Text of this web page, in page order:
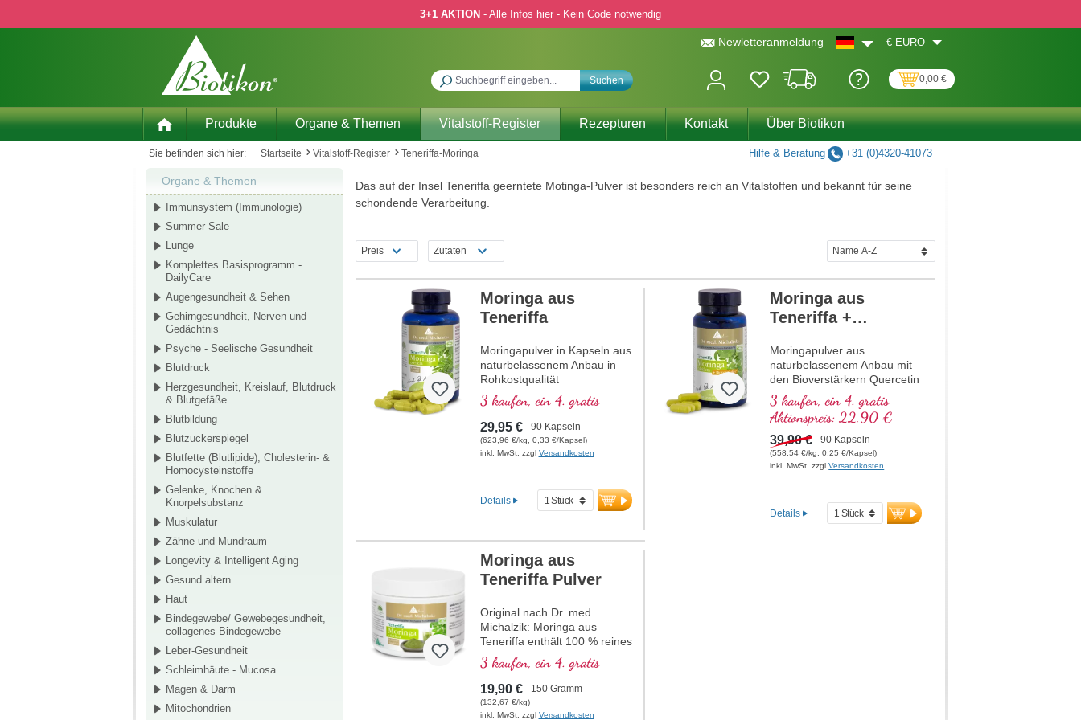
3+1 AKTION - Alle Infos hier - Kein Code notwendig
Newletteranmeldung € EURO
Suchen 0,00 €
Produkte Organe & Themen Vitalstoff-Register Rezepturen Kontakt Über Biotikon
Sie befinden sich hier: Startseite Vitalstoff-Register Teneriffa-Moringa Hilfe & Beratung +31 (0)4320-41073
Organe & Themen
Immunsystem (Immunologie)
Summer Sale
Lunge
Komplettes Basisprogramm -
DailyCare
Augengesundheit & Sehen
Gehirngesundheit, Nerven und
Gedächtnis
Psyche - Seelische Gesundheit
Blutdruck
Herzgesundheit, Kreislauf, Blutdruck
& Blutgefäße
Blutbildung
Blutzuckerspiegel
Blutfette (Blutlipide), Cholesterin- &
Homocysteinstoffe
Gelenke, Knochen &
Knorpelsubstanz
Muskulatur
Zähne und Mundraum
Longevity & Intelligent Aging
Gesund altern
Haut
Bindegewebe/ Gewebegesundheit,
collagenes Bindegewebe
Leber-Gesundheit
Schleimhäute - Mucosa
Magen & Darm
Mitochondrien
Das auf der Insel Teneriffa geerntete Motinga-Pulver ist besonders reich an Vitalstoffen und bekannt für seine
schondende Verarbeitung.
Preis Zutaten
Moringa aus
Teneriffa
Moringapulver in Kapseln aus
naturbelassenem Anbau in
Rohkostqualität
3 kaufen, ein 4. gratis
29,95 € 90 Kapseln
(623,96 €/kg, 0,33 €/Kapsel)
inkl. MwSt. zzgl Versandkosten
Details
Moringa aus
Teneriffa +
Moringapulver aus
naturbelassenem Anbau mit
den Bioverstärkern Quercetin
und Piperin
3 kaufen, ein 4. gratis
Aktionspreis: 22,90 €
39,90 € 90 Kapseln
(558,54 €/kg, 0,25 €/Kapsel)
inkl. MwSt. zzglVersandkosten
Details
Moringa aus
Teneriffa Pulver
Original nach Dr. med.
Michalzik: Moringa aus
Teneriffa enthält 100 % reines
Moringa-Blattpulver aus
ökologisch angebautem
Moringa, schonend
getrocknet und pulverisiert.
Dieses hochwertige Pulver
3 kaufen, ein 4. gratis
19,90 € 150 Gramm
(132,67 €/kg)
inkl. MwSt. zzgl Versandkosten